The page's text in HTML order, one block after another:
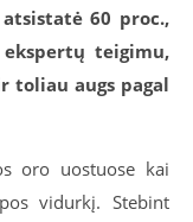
60 proc.,
ekspertų teigimu,
toliau augs pagal
oro uostuose kai
vidurkį. Stebint